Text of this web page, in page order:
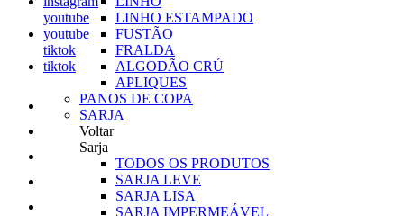
LINHO ESTAMPADO
FUSTÃO
FRALDA
ALGODÃO CRÚ
APLIQUES
PANOS DE COPA
SARJA
Voltar
Sarja
TODOS OS PRODUTOS
SARJA LEVE
SARJA LISA
SARJA IMPERMEÁVEL
youtube
youtube
tiktok
tiktok